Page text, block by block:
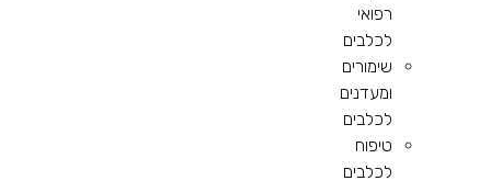
רפואי
לכלבים
שימורים
ומעדנים
לכלבים
טיפוח
לכלבים